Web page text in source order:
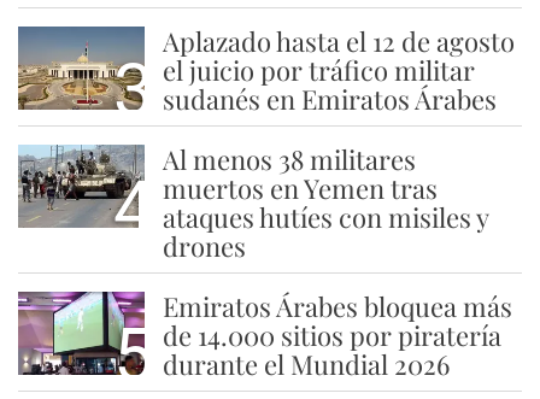
3
Aplazado hasta el 12 de agosto
el juicio por tráfico militar
sudanés en Emiratos Árabes
4
Al menos 38 militares
muertos en Yemen tras
ataques hutíes con misiles y
drones
5
Emiratos Árabes bloquea más
de 14.000 sitios por piratería
durante el Mundial 2026